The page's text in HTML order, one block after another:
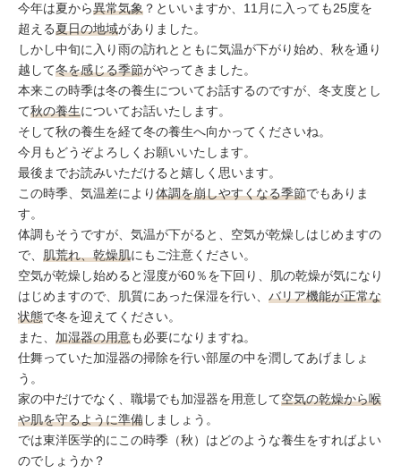
るみ シミ
コラム
今年は夏から異常気象 ？といいますか、11月に入っても25度を
超える夏日の地域がありました。
しかし中旬に入り雨の訪れとともに気温が下がり始め、秋を通り
越して冬を感じる季節がやってきました。
本来この時季は冬の養生についてお話するのですが、冬支度とし
て秋の養生についてお話いたします。
そして秋の養生を経て冬の養生へ向かってくださいね。
今月もどうぞよろしくお願いいたします。
最後までお読みいただけると嬉しく思います。
この時季、気温差により体調を崩しやすくなる季節でもありま
す。
体調もそうですが、気温が下がると、空気が乾燥しはじめますの
で、 肌荒れ、乾燥肌にもご注意ください。
空気が乾燥し始めると湿度が60％を下回り、肌の乾燥が気になり
はじめますので、肌質にあった保湿を行い、 バリア機能が正常な
状態で冬を迎えてください。
また、 加湿器の用意も必要になりますね。
仕舞っていた加湿器の掃除を行い部屋の中を潤してあげましょ
う。
家の中だけでなく、職場でも加湿器を用意して空気の乾燥から喉
や肌を守るように準備しましょう。
では東洋医学的にこの時季（秋）はどのような養生をすればよい
のでしょうか？